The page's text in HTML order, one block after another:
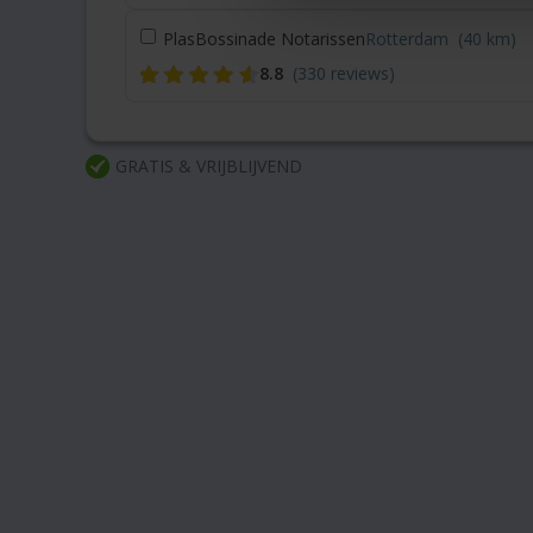
PlasBossinade NotarissenRotterdam (40 km)
8.8 (330 reviews)
GRATIS & VRIJBLIJVEND